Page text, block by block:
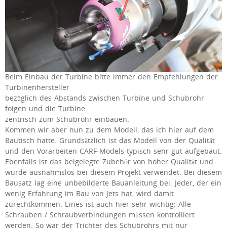
Beim Einbau der Turbine bitte immer den Empfehlungen der
Turbinenhersteller
bezüglich des Abstands zwischen Turbine und Schubrohr
folgen und die Turbine
zentrisch zum Schubrohr einbauen.
Kommen wir aber nun zu dem Modell, das ich hier auf dem
Bautisch hatte. Grundsätzlich ist das Modell von der Qualität
und den Vorarbeiten CARF-Models-typisch sehr gut aufgebaut.
Ebenfalls ist das beigelegte Zubehör von hoher Qualität und
wurde ausnahmslos bei diesem Projekt verwendet. Bei diesem
Bausatz lag eine unbebilderte Bauanleitung bei. Jeder, der ein
wenig Erfahrung im Bau von Jets hat, wird damit
zurechtkommen. Eines ist auch hier sehr wichtig: Alle
Schrauben / Schraubverbindungen müssen kontrolliert
werden. So war der Trichter des Schubrohrs mit nur